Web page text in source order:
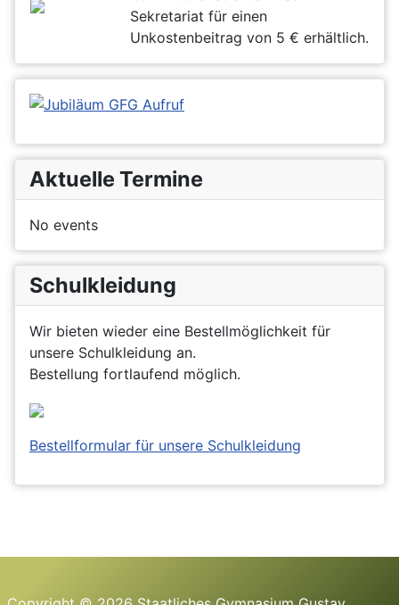
Sekretariat für einen
Unkostenbeitrag von 5 € erhältlich.
Aktuelle Termine
No events
Schulkleidung
Wir bieten wieder eine Bestellmöglichkeit für
unsere Schulkleidung an.
Bestellung fortlaufend möglich.
Bestellformular für unsere Schulkleidung